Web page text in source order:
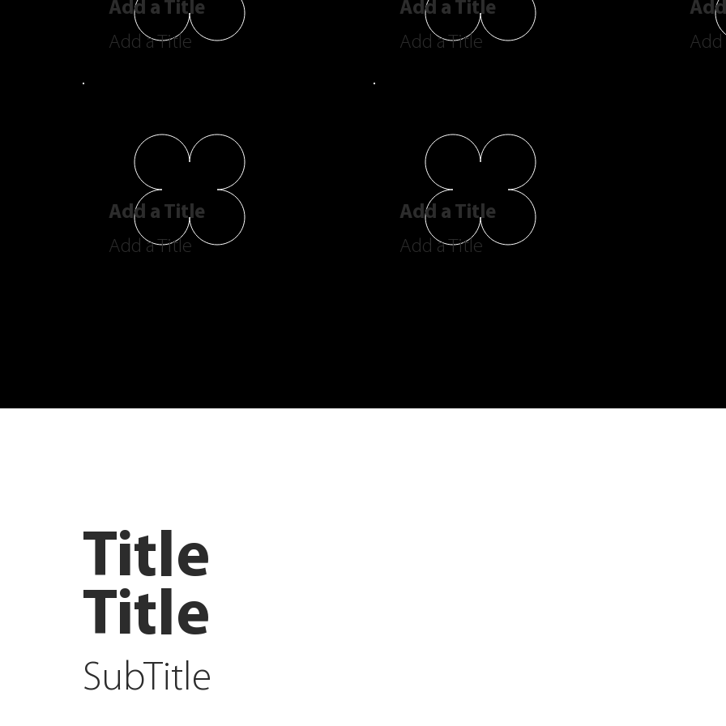
Add a Title
Add a Title
Add a Title
Add a Title
Add
Add a Title
Add a Title
Add a Title
Add a Title
Title
Title
SubTitle